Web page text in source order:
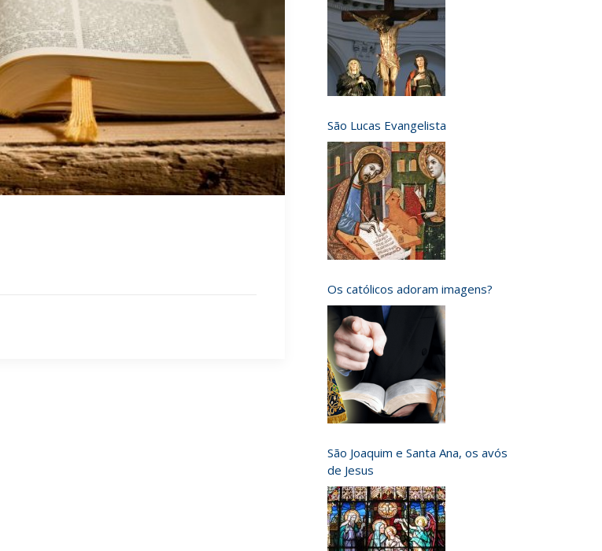
São Lucas Evangelista
Os católicos adoram imagens?
São Joaquim e Santa Ana, os avós
de Jesus